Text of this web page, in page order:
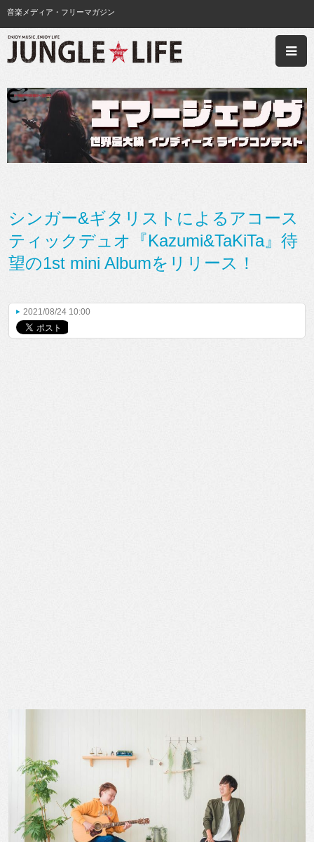
音楽メディア・フリーマガジン
シンガー&ギタリストによるアコース
ティックデュオ『Kazumi&TaKiTa』待
望の1st mini Albumをリリース！
2021/08/24 10:00